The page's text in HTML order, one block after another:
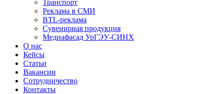
Транспорт
Реклама в СМИ
BTL-реклама
Сувенирная продукция
Медиафасад УрГЭУ-СИНХ
О нас
Кейсы
Статьи
Вакансии
Сотрудничество
Контакты